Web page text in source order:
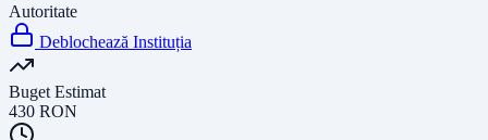
Autoritate
Deblochează Instituția
Buget Estimat
430 RON